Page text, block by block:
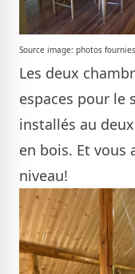
Source image: photos
Les deux
espaces pour
installés au
en bois. Et vous
niveau!